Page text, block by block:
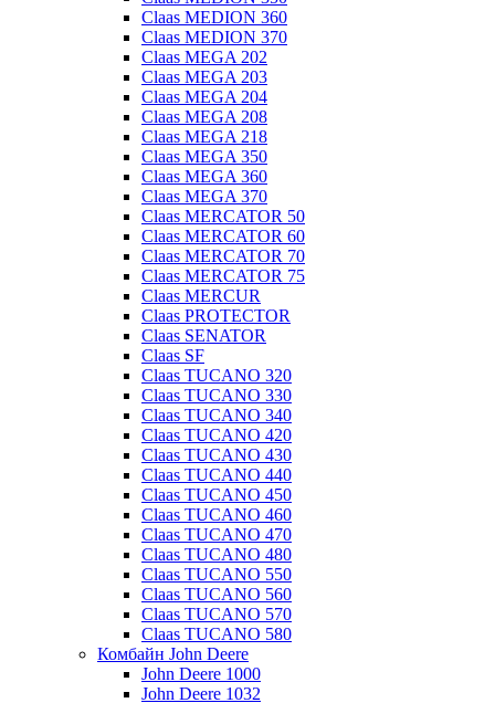
Claas MEDION 360
Claas MEDION 370
Claas MEGA 202
Claas MEGA 203
Claas MEGA 204
Claas MEGA 208
Claas MEGA 218
Claas MEGA 350
Claas MEGA 360
Claas MEGA 370
Claas MERCATOR 50
Claas MERCATOR 60
Claas MERCATOR 70
Claas MERCATOR 75
Claas MERCUR
Claas PROTECTOR
Claas SENATOR
Claas SF
Claas TUCANO 320
Claas TUCANO 330
Claas TUCANO 340
Claas TUCANO 420
Claas TUCANO 430
Claas TUCANO 440
Claas TUCANO 450
Claas TUCANO 460
Claas TUCANO 470
Claas TUCANO 480
Claas TUCANO 550
Claas TUCANO 560
Claas TUCANO 570
Claas TUCANO 580
Комбайн John Deere
John Deere 1000
John Deere 1032